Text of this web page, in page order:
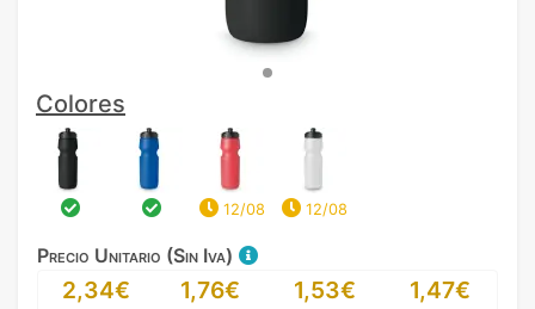
Colores
12/08 12/08
Precio Unitario (Sin Iva)
2,34€ 1,76€ 1,53€ 1,47€